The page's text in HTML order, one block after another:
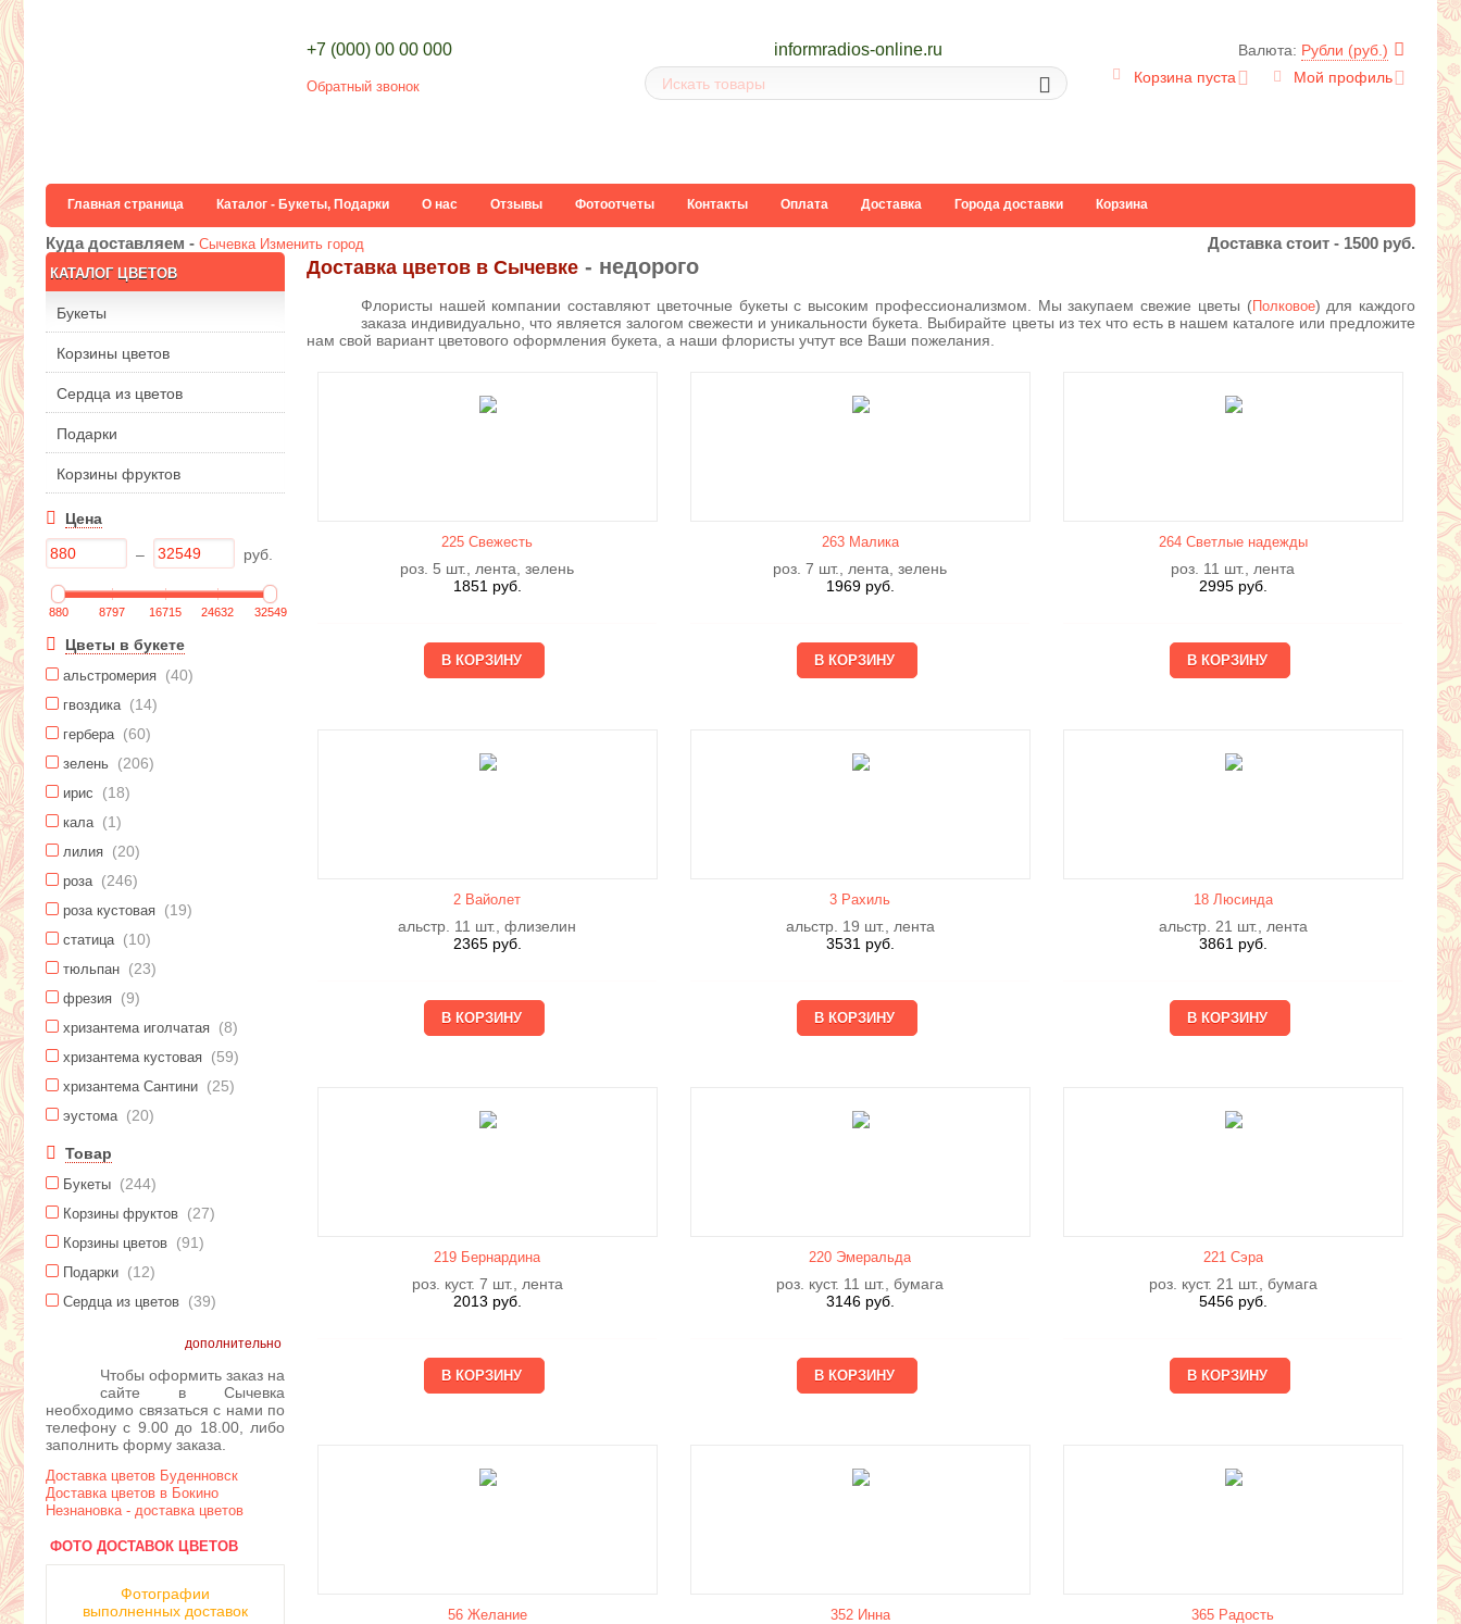
+7 (000) 00 00 000
Обратный звонок
informradios-online.ru Валюта: Рубли (руб.)
Мой профиль
Корзина пуста
Главная страница Каталог - Букеты, Подарки О нас Отзывы Фотоотчеты Контакты Оплата Доставка Города доставки Корзина
Куда доставляем - Сычевка Изменить город Доставка стоит - 1500 руб.
КАТАЛОГ ЦВЕТОВ
Букеты
Корзины цветов
Сердца из цветов
Подарки
Корзины фруктов
Цена
– руб.
880 8797 16715 24632 32549
Цветы в букете
альстромерия (40)
гвоздика (14)
гербера (60)
зелень (206)
ирис (18)
кала (1)
лилия (20)
роза (246)
роза кустовая (19)
статица (10)
тюльпан (23)
фрезия (9)
хризантема иголчатая (8)
хризантема кустовая (59)
хризантема Сантини (25)
эустома (20)
Товар
Букеты (244)
Корзины фруктов (27)
Корзины цветов (91)
Подарки (12)
Сердца из цветов (39)
дополнительно
Чтобы оформить заказ на
сайте в Сычевка
необходимо связаться с нами по
телефону с 9.00 до 18.00, либо
заполнить форму заказа.
Доставка цветов Буденновск
Доставка цветов в Бокино
Незнановка - доставка цветов
ФОТО ДОСТАВОК ЦВЕТОВ
Фотографии
выполненных доставок
Доставка цветов в Сычевке - недорого
Флористы нашей компании составляют цветочные букеты с высоким профессионализмом. Мы закупаем свежие цветы (Полковое) для каждого
заказа индивидуально, что является залогом свежести и уникальности букета. Выбирайте цветы из тех что есть в нашем каталоге или предложите
нам свой вариант цветового оформления букета, а наши флористы учтут все Ваши пожелания.
225 Свежесть
роз. 5 шт., лента, зелень
1851 руб.
263 Малика
роз. 7 шт., лента, зелень
1969 руб.
264 Светлые надежды
роз. 11 шт., лента
2995 руб.
2 Вайолет
альстр. 11 шт., флизелин
2365 руб.
3 Рахиль
альстр. 19 шт., лента
3531 руб.
18 Люсиндa
альстр. 21 шт., лента
3861 руб.
219 Бернардина
роз. куст. 7 шт., лента
2013 руб.
220 Эмеральда
роз. куст. 11 шт., бумага
3146 руб.
221 Сэра
роз. куст. 21 шт., бумага
5456 руб.
56 Желание 352 Инна 365 Радость